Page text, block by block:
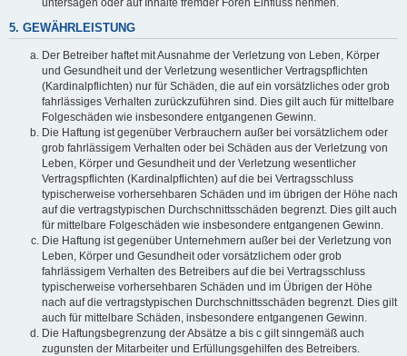
untersagen oder auf Inhalte fremder Foren Einfluss nehmen.
5. GEWÄHRLEISTUNG
Der Betreiber haftet mit Ausnahme der Verletzung von Leben, Körper
und Gesundheit und der Verletzung wesentlicher Vertragspflichten
(Kardinalpflichten) nur für Schäden, die auf ein vorsätzliches oder grob
fahrlässiges Verhalten zurückzuführen sind. Dies gilt auch für mittelbare
Folgeschäden wie insbesondere entgangenen Gewinn.
Die Haftung ist gegenüber Verbrauchern außer bei vorsätzlichem oder
grob fahrlässigem Verhalten oder bei Schäden aus der Verletzung von
Leben, Körper und Gesundheit und der Verletzung wesentlicher
Vertragspflichten (Kardinalpflichten) auf die bei Vertragsschluss
typischerweise vorhersehbaren Schäden und im übrigen der Höhe nach
auf die vertragstypischen Durchschnittsschäden begrenzt. Dies gilt auch
für mittelbare Folgeschäden wie insbesondere entgangenen Gewinn.
Die Haftung ist gegenüber Unternehmern außer bei der Verletzung von
Leben, Körper und Gesundheit oder vorsätzlichem oder grob
fahrlässigem Verhalten des Betreibers auf die bei Vertragsschluss
typischerweise vorhersehbaren Schäden und im Übrigen der Höhe
nach auf die vertragstypischen Durchschnittsschäden begrenzt. Dies gilt
auch für mittelbare Schäden, insbesondere entgangenen Gewinn.
Die Haftungsbegrenzung der Absätze a bis c gilt sinngemäß auch
zugunsten der Mitarbeiter und Erfüllungsgehilfen des Betreibers.